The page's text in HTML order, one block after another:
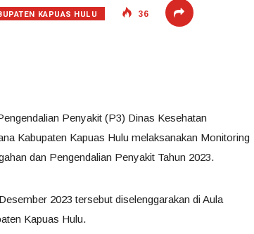
KAPUAS HULU 36
Penyakit (P3) Dinas Kesehatan
Kabupaten Kapuas Hulu melaksanakan Monitoring
dan Pengendalian Penyakit Tahun 2023.
2023 tersebut diselenggarakan di Aula
Kapuas Hulu.